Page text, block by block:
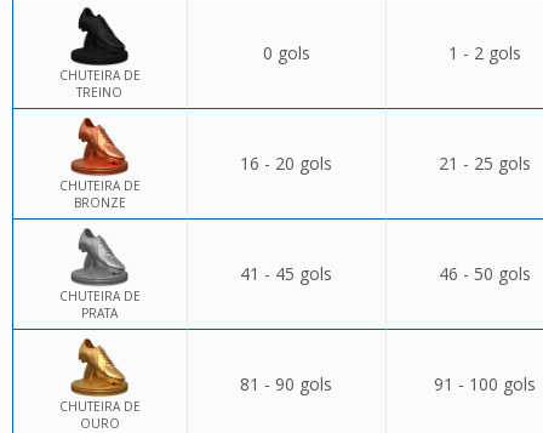
CHUTEIRA DE
TREINO
0 gols 1 - 2 gols
CHUTEIRA DE
BRONZE
16 - 20 gols 21 - 25 gols
CHUTEIRA DE
PRATA
41 - 45 gols 46 - 50 gols
CHUTEIRA DE
OURO
81 - 90 gols 91 - 100 gols